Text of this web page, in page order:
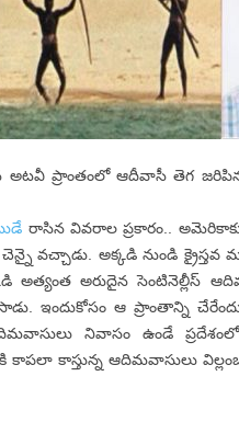
ప్రాంతంలో ఆదీవాసీ తెగ జరిపిన
రాసిన వివరాల ప్రకారం..
వచ్చాడు. అక్కడి నుండి
అత్యంత అరుదైన సెంటినెల్లీస్
ఇందుకోసం ఆ ప్రాంతాన్ని
నివాసం ఉండే ప్రదేశంలోకి
కాపలా కాస్తున్న ఆదిమవాసులు